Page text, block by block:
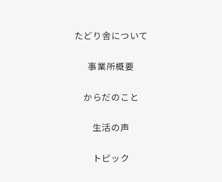
たどり舎について
事業所概要
からだのこと
生活の声
トピック